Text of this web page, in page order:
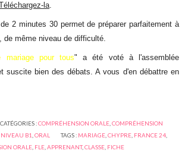
la.
2 minutes 30 permet de préparer parfaitement à
de même niveau de difficulté.
mariage pour tous" a été voté à l'assemblée
suscite bien des débats. A vous d'en débattre en
CATÉGORIES :COMPRÉHENSION ORALE, COMPRÉHENSION
NIVEAU B1 ,ORAL TAGS : MARIAGE ,CHYPRE FRANCE 24
ORALE FLE ,APPRENANT,CLASSE FICHE